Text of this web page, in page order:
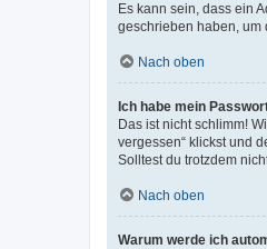
Es kann sein, dass ein
geschrieben haben, um
Nach oben
Ich habe mein
Das ist nicht schlimm!
vergessen“ klickst und
Solltest du trotzdem
Nach oben
Warum werde ich